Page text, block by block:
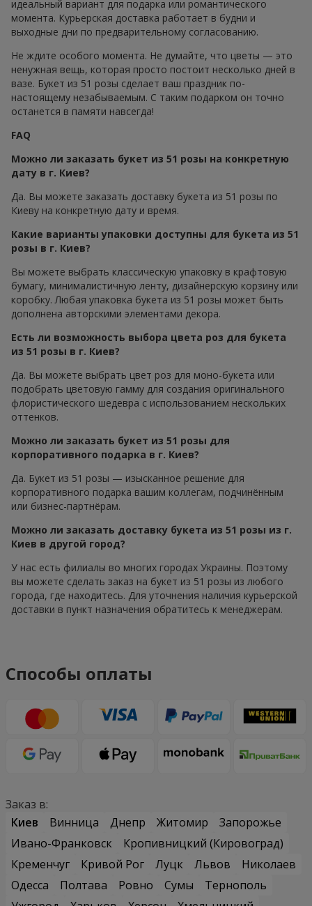
идеальный вариант для подарка или романтического
момента. Курьерская доставка работает в будни и
выходные дни по предварительному согласованию.
Не ждите особого момента. Не думайте, что цветы — это
ненужная вещь, которая просто постоит несколько дней в
вазе. Букет из 51 розы сделает ваш праздник по-
настоящему незабываемым. С таким подарком он точно
останется в памяти навсегда!
FAQ
Можно ли заказать букет из 51 розы на конкретную
дату в г. Киев?
Да. Вы можете заказать доставку букета из 51 розы по
Киеву на конкретную дату и время.
Какие варианты упаковки доступны для букета из 51
розы в г. Киев?
Вы можете выбрать классическую упаковку в крафтовую
бумагу, минималистичную ленту, дизайнерскую корзину или
коробку. Любая упаковка букета из 51 розы может быть
дополнена авторскими элементами декора.
Есть ли возможность выбора цвета роз для букета
из 51 розы в г. Киев?
Да. Вы можете выбрать цвет роз для моно-букета или
подобрать цветовую гамму для создания оригинального
флористического шедевра с использованием нескольких
оттенков.
Можно ли заказать букет из 51 розы для
корпоративного подарка в г. Киев?
Да. Букет из 51 розы — изысканное решение для
корпоративного подарка вашим коллегам, подчинённым
или бизнес-партнёрам.
Можно ли заказать доставку букета из 51 розы из г.
Киев в другой город?
У нас есть филиалы во многих городах Украины. Поэтому
вы можете сделать заказ на букет из 51 розы из любого
города, где находитесь. Для уточнения наличия курьерской
доставки в пункт назначения обратитесь к менеджерам.
Способы оплаты
Заказ в:
Киев
Винница Днепр Житомир
Запорожье
Ивано-Франковск
Кропивницкий (Кировоград)
Кременчуг
Кривой Рог Луцк Львов
Николаев
Одесса
Полтава Ровно Сумы
Тернополь